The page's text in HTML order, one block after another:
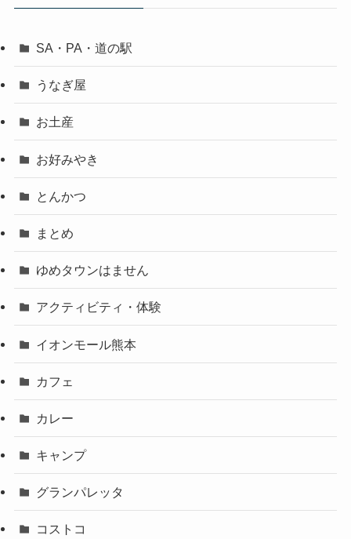
SA・PA・道の駅
うなぎ屋
お土産
お好みやき
とんかつ
まとめ
ゆめタウンはません
アクティビティ・体験
イオンモール熊本
カフェ
カレー
キャンプ
グランパレッタ
コストコ